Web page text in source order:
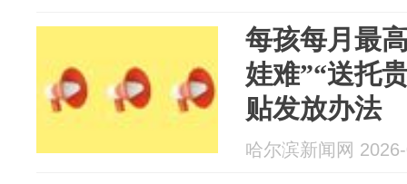
每孩每月最
娃难”“送托
贴发放办法
哈尔滨新闻网